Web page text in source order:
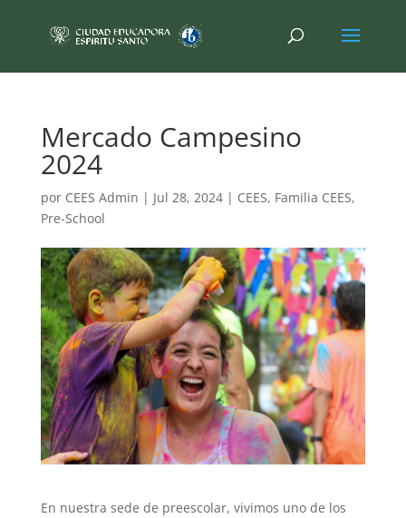
Mercado Campesino
2024
por CEES Admin | Jul 28, 2024| CEES, Familia CEES,
Pre-School
En nuestra sede de preescolar, vivimos uno de los